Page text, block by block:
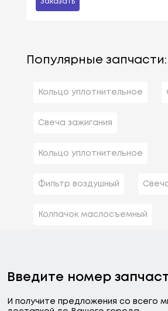
Заказать
Популярные запчасти:
Кольцо уплотнительное
Свеча зажигания
Кольцо уплотнительное
Фильтр воздушный
Колпачок маслосъемный
Введите номер
И получите предложения со всего